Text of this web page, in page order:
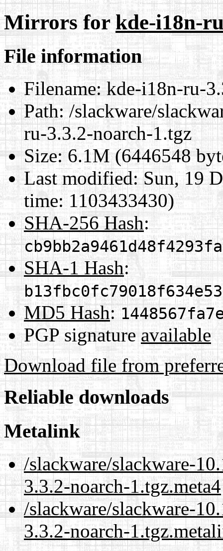
Mirrors forkde-i18n-
File information
Filename:kde-i18n-ru-
Path:/slackware/
ru-3.3.2-noarch-1.tgz
Size:6.1M (6446548
Last modified:Sun, 19
time: 1103433430)
SHA-256 Hash:
SHA-1 Hash:
MD5 Hash:
PGP signature available
Download file from
Reliable downloads
Metalink
/slackware/slackware-
3.3.2-noarch-1.tgz.meta4
/slackware/slackware-
3.3.2-noarch-